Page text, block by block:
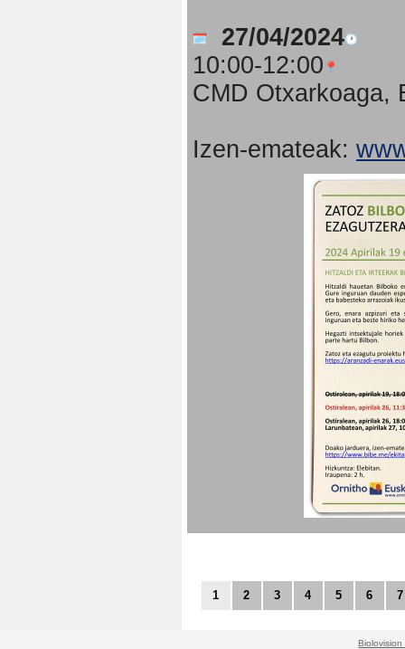
27/04/2024
10:00-12:00
CMD Otxarkoaga,
Izen-emateak:
1 2 3 4 5 6 7
Biolovision